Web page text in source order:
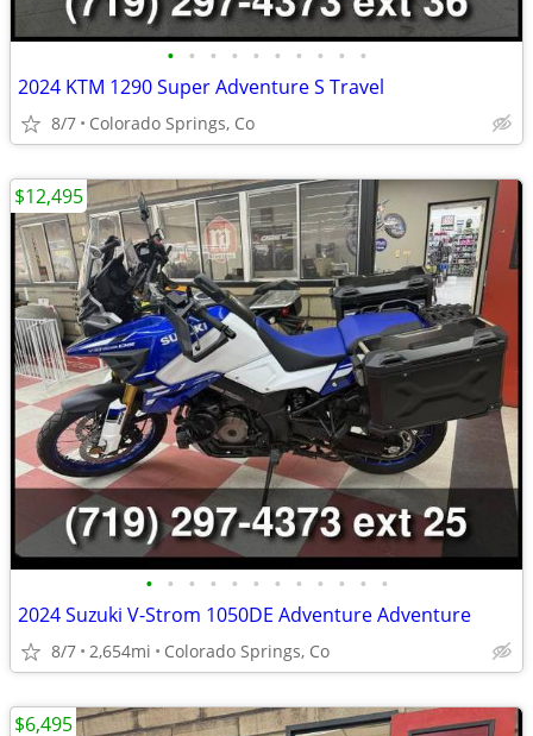
• • • • • • • • • •
2024 KTM 1290 Super Adventure S Travel
8/7 Colorado Springs, Co
• • • • • • • • • • • •
2024 Suzuki V-Strom 1050DE Adventure Adventure
8/7 2,654mi Colorado Springs, Co
$12,495
$6,495